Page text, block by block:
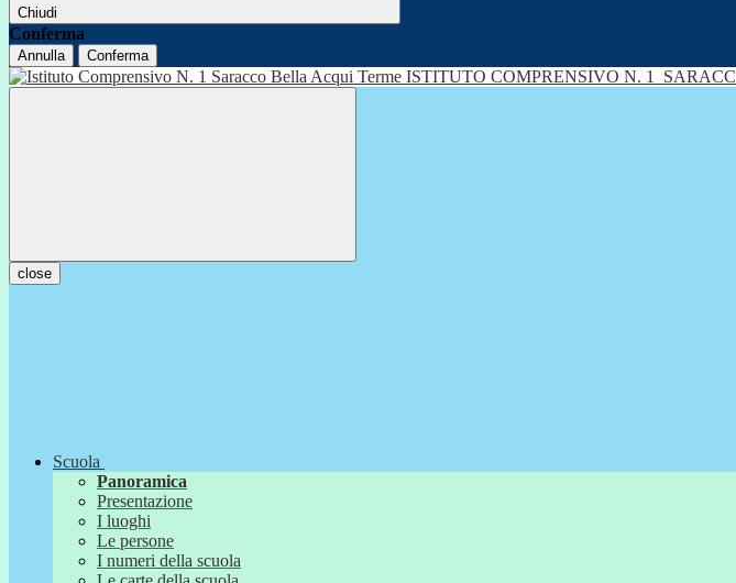
Chiudi
Conferma
Annulla Conferma
ISTITUTO COMPRENSIVO N. 1
close
Scuola
Panoramica
Presentazione
I luoghi
Le persone
I numeri della scuola